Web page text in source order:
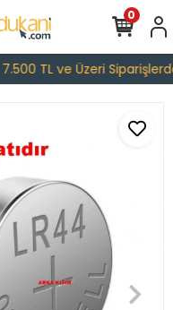
7.500 TL ve Üzeri
0